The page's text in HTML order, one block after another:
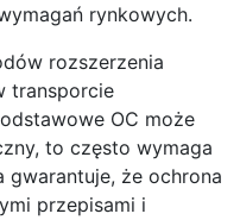
rynkowych.
rozszerzenia
transporcie
OC może
to często wymaga
że ochrona
przepisami i